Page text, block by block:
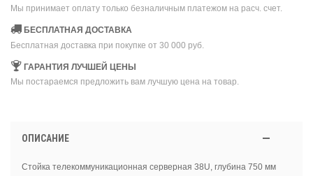
Мы принимает оплату только безналичным платежом на расч. счет.
БЕСПЛАТНАЯ ДОСТАВКА
Бесплатная доставка при покупке от 30 000 руб.
ГАРАНТИЯ ЛУЧШЕЙ ЦЕНЫ
Мы постараемся предложить вам лучшую цена на товар.
ОПИСАНИЕ
Стойка телекоммуникационная серверная 38U, глубина 750 мм